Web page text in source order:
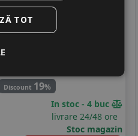
Discount 19%
In stoc - 4 buc
livrare 24/48 ore
Stoc magazin
TOT